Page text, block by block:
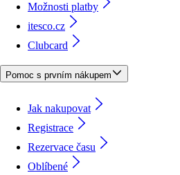
Možnosti platby
itesco.cz
Clubcard
Pomoc s prvním nákupem
Jak nakupovat
Registrace
Rezervace času
Oblíbené